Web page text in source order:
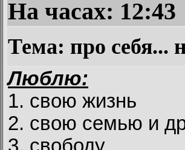
На часах: 12:43
Тема: про себя...
Люблю:
1. свою жизнь
2. свою семью и